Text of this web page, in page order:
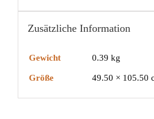
Zusätzliche Information
Gewicht 0.39 kg
Größe 49.50 × 105.50